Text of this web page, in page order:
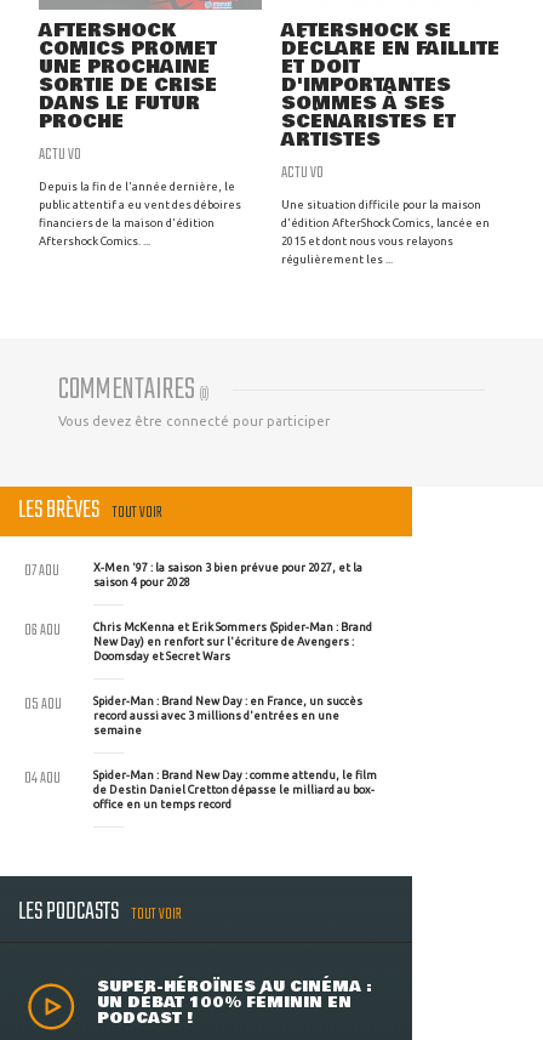
AFTERSHOCK
COMICS PROMET
UNE PROCHAINE
SORTIE DE CRISE
DANS LE FUTUR
PROCHE
ACTU VO
Depuis la fin de l'année dernière, le
public attentif a eu vent des déboires
financiers de la maison d'édition
Aftershock Comics. ...
AFTERSHOCK SE
DÉCLARE EN FAILLITE
ET DOIT
D'IMPORTANTES
SOMMES À SES
SCÉNARISTES ET
ARTISTES
ACTU VO
Une situation difficile pour la maison
d'édition AfterShock Comics, lancée en
2015 et dont nous vous relayons
régulièrement les ...
COMMENTAIRES (0)
Vous devez être connecté pour participer
LES BRÈVES TOUT VOIR
X-Men '97 : la saison 3 bien prévue pour 2027, et la
saison 4 pour 2028
07 AOU
Chris McKenna et Erik Sommers (Spider-Man : Brand
New Day) en renfort sur l'écriture de Avengers :
Doomsday et Secret Wars
06 AOU
Spider-Man : Brand New Day : en France, un succès
record aussi avec 3 millions d'entrées en une
semaine
05 AOU
Spider-Man : Brand New Day : comme attendu, le film
de Destin Daniel Cretton dépasse le milliard au box-
office en un temps record
04 AOU
LES PODCASTS TOUT VOIR
SUPER-HÉROÏNES AU CINÉMA :
UN DÉBAT 100% FÉMININ EN
PODCAST !